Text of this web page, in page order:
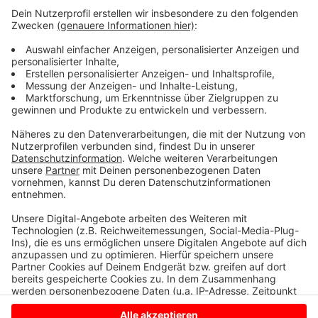
Standort helfe, die Versorgung zu optimieren, weil er
verkehrsgünstig an den äußeren Stadtring
angeschlossen ist, sagte Landrat Kai Zwicker. Und
auch Vredens Bürgermeister Christoph Holtwisch sieht
Vorteile durch die Lage in der Nähe des
Krankenhauses, von Seniorenheimen und Sportstätten.
Der Bau und die Einrichtung der Wache haben
zusammen knapp eine Million Euro gekostet.
Anzeige
Anzeige